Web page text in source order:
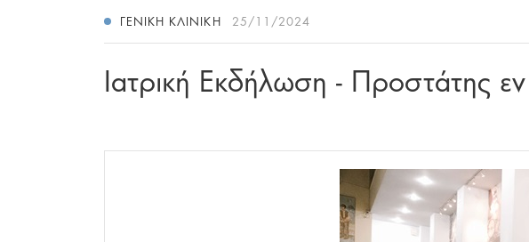
ΓΕΝΙΚΉ ΚΛΙΝΙΚΉ 25/11/2024
Ιατρική Εκδήλωση - Προστάτης